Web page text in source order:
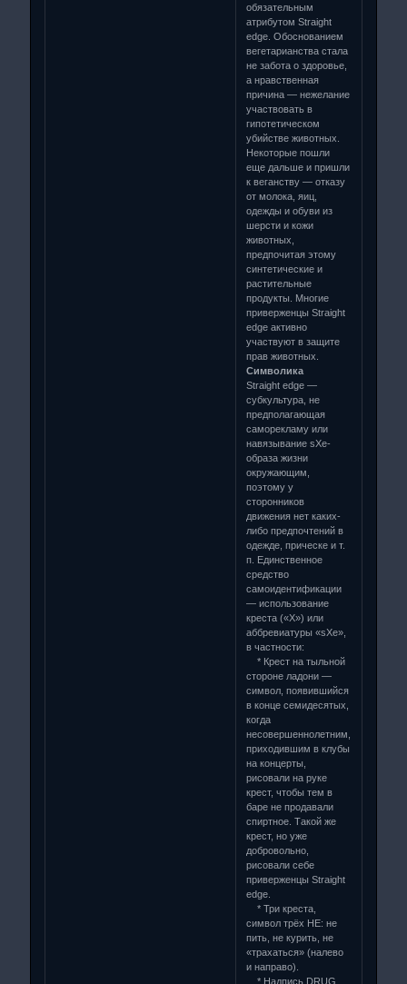
обязательным
атрибутом Straight
edge. Обоснованием
вегетарианства стала
не забота о здоровье,
а нравственная
причина — нежелание
участвовать в
гипотетическом
убийстве животных.
Некоторые пошли
еще дальше и пришли
к веганству — отказу
от молока, яиц,
одежды и обуви из
шерсти и кожи
животных,
предпочитая этому
синтетические и
растительные
продукты. Многие
приверженцы Straight
edge активно
участвуют в защите
прав животных.
Символика
Straight edge —
субкультура, не
предполагающая
саморекламу или
навязывание sXe-
образа жизни
окружающим,
поэтому у
сторонников
движения нет каких-
либо предпочтений в
одежде, прическе и т.
п. Единственное
средство
самоидентификации
— использование
креста («X») или
аббревиатуры «sXe»,
в частности:
* Крест на тыльной
стороне ладони —
символ, появившийся
в конце семидесятых,
когда
несовершеннолетним,
приходившим в клубы
на концерты,
рисовали на руке
крест, чтобы тем в
баре не продавали
спиртное. Такой же
крест, но уже
добровольно,
рисовали себе
приверженцы Straight
edge.
* Три креста,
символ трёх НЕ: не
пить, не курить, не
«трахаться» (налево
и направо).
* Надпись DRUG